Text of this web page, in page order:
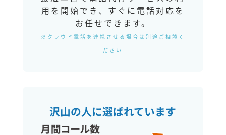
用を開始でき、すぐに電話対応を
お任せできます。
※クラウド電話を連携させる場合は別途ご相談く
ださい
沢山の人に選ばれています